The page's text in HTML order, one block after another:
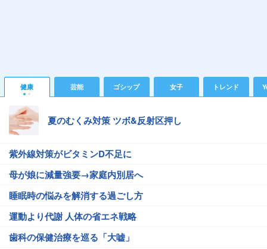
健康 芸能 ゴシップ 女子 トレンド
夏のむくみ対策 ツボ&反射区押し
紫外線対策がビタミンD不足に
母が娘に減量強要→家庭内別居へ
睡眠時の悩みを解消する過ごし方
運動より代謝 人体の省エネ戦略
歯科の保健治療を巡る「大嘘」